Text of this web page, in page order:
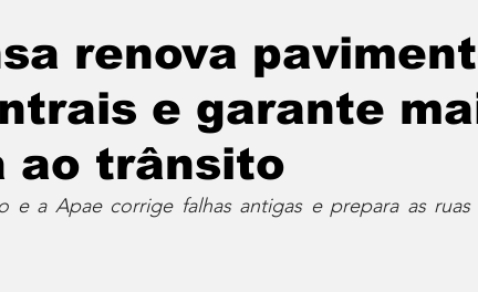
Reis Barra do Piraí Barra Mansa
renova
e garante
ao trânsito
e a Apae corrige falhas antigas e prepara as ruas